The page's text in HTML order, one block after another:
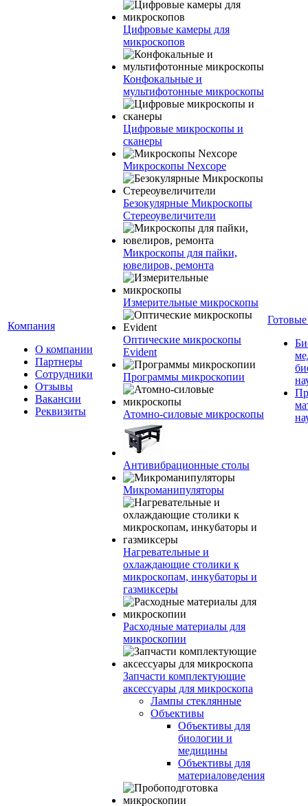
Компания
О компании
Партнеры
Сотрудники
Отзывы
Вакансии
Реквизиты
Цифровые камеры для
микроскопов
Конфокальные и
мультифотонные микроскопы
Цифровые микроскопы и
сканеры
Микроскопы Nexcope
Безокулярные Микроскопы
Стереоувеличители
Микроскопы для пайки,
ювелиров, ремонта
Измерительные микроскопы
Оптические микроскопы
Evident
Программы микроскопии
Атомно-силовые микроскопы
Антивибрационные столы
Микроманипуляторы
Нагревательные и
охлаждающие столики к
микроскопам, инкубаторы и
газмиксеры
Расходные материалы для
микроскопии
Запчасти комплектующие
аксессуары для микроскопа
Лампы стеклянные
Объективы
Объективы для
биологии и
медицины
Объективы для
материаловедения